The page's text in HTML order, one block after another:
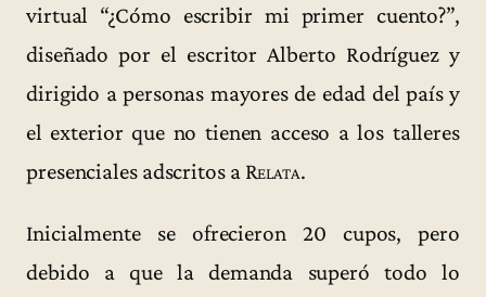
virtual “¿Cómo escribir mi primer cuento?”,
diseñado por el escritor Alberto Rodríguez y
dirigido a personas mayores de edad del país y
el exterior que no tienen acceso a los talleres
presenciales adscritos a Relata.
Inicialmente se ofrecieron 20 cupos, pero
debido a que la demanda superó todo lo